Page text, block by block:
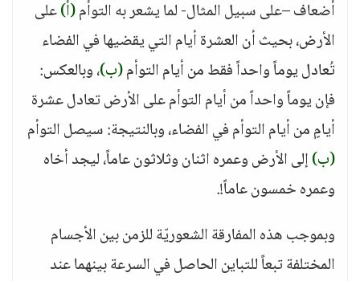
أضعاف –على سبيل المثال- لما يشعر به التوأم(أ)على
الأرض، بحيث أن العشرة أيام التي يقضيها في الفضاء
تُعادل يوماً واحداً فقط من أيام التوأم(ب)، وبالعكس:
فإن يوماً واحداً من أيام التوأم على الأرض تعادل عشرة
أيامٍ من أيام التوأم في الفضاء، وبالنتيجة: سيصل التوأم
(ب)إلى الأرض وعمره اثنان وثلاثون عاماً، ليجد أخاه
وعمره خمسون عاماً!.
وبموجب هذه المفارقة الشعوريّة للزمن بين الأجسام
المختلفة تبعاً للتباين الحاصل في السرعة بينهما عند